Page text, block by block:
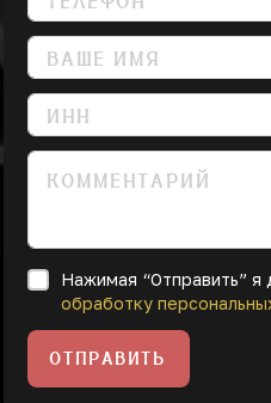
Нажимая “Отправить” я
обработку
ОТПРАВИТЬ